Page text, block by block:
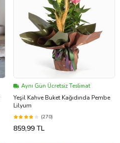
Aynı Gün Ücretsiz Teslimat
Yeşil Kahve Buket Kağıdında Pembe
Lilyum
(270)
859,99 TL